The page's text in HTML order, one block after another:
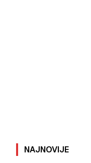
NAJNOVIJE